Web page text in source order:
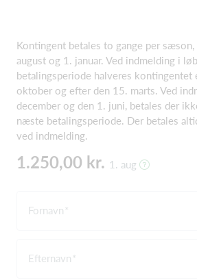
Kontingent betales to gange per
august og 1. januar. Ved indmelding i
betalingsperiode halveres kontingentet
oktober og efter den 15. marts. Ved
december og den 1. juni, betales der
næste betalingsperiode. Der betales
ved indmelding.
1.250,00 kr. 1. aug
Fornavn
Efternavn